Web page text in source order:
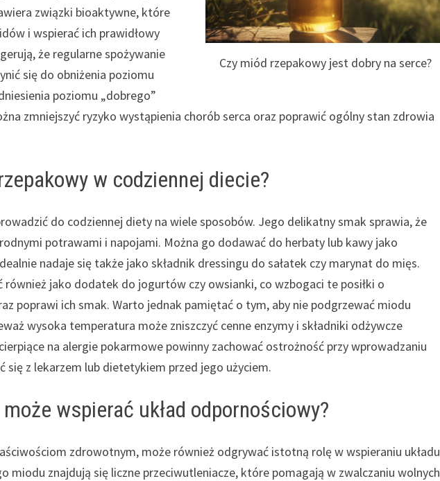
Czy miód rzepakowy jest dobry na serce?
związki bioaktywne, które
i wspierać ich prawidłowy
że regularne spożywanie
się do obniżenia poziomu
poziomu „dobrego”
zmniejszyć ryzyko wystąpienia chorób serca oraz poprawić ogólny stan zdrowia
w codziennej diecie?
do codziennej diety na wiele sposobów. Jego delikatny smak sprawia, że
potrawami i napojami. Można go dodawać do herbaty lub kawy jako
nadaje się także jako składnik dressingu do sałatek czy marynat do mięs.
jako dodatek do jogurtów czy owsianki, co wzbogaci te posiłki o
poprawi ich smak. Warto jednak pamiętać o tym, aby nie podgrzewać miodu
wysoka temperatura może zniszczyć cenne enzymy i składniki odżywcze
na alergie pokarmowe powinny zachować ostrożność przy wprowadzaniu
z lekarzem lub dietetykiem przed jego użyciem.
wspierać układ odpornościowy?
zdrowotnym, może również odgrywać istotną rolę w wspieraniu układu
miodu znajdują się liczne przeciwutleniacze, które pomagają w zwalczaniu wolnych